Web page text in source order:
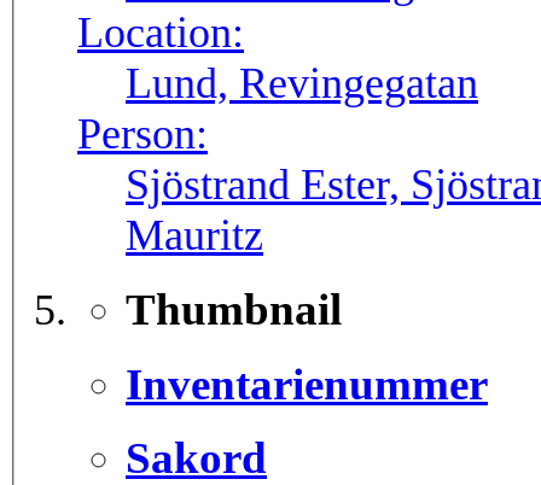
Location:
Lund, Revingegatan
Person:
Sjöstrand Ester,
Mauritz
Thumbnail
Inventarienummer
Sakord